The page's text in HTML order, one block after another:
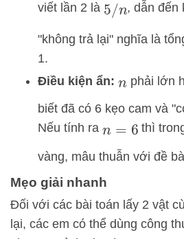
viết lần 2 là 5/n , dẫn đến
"không trả lại" nghĩa là
1.
Điều kiện ẩn: n phải lớn
biết đã có 6 kẹo cam và
Nếu tính ra n=6 thì
vàng, mâu thuẫn với đề
Mẹo giải nhanh
Đối với các bài toán lấy 2 vật
lại, các em có thể dùng công